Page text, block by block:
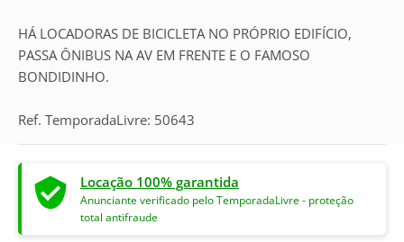
HÁ LOCADORAS DE BICICLETA NO PRÓPRIO EDIFÍCIO,
PASSA ÔNIBUS NA AV EM FRENTE E O FAMOSO
BONDIDINHO.
Ref. TemporadaLivre: 50643
Locação 100% garantida
Anunciante verificado pelo TemporadaLivre - proteção
total antifraude